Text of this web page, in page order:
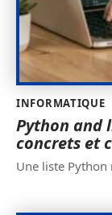
INFORMATIQUE
Python and
concrets et
Une liste